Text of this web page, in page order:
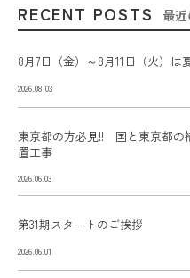
RECENT POSTS 最
8月7日（金）～8月11日（火）は
2026.08.03
東京都の方必見!! 国と東京都の
置工事
2026.06.03
第31期スタートのご挨拶
2026.06.01